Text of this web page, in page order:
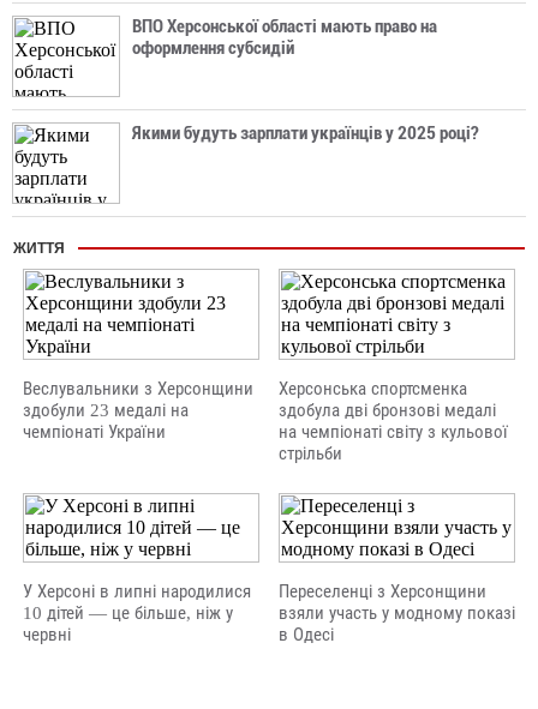
ВПО Херсонської області мають право на
оформлення субсидій
Якими будуть зарплати українців у 2025 році?
ЖИТТЯ
Веслувальники з Херсонщини
здобули 23 медалі на
чемпіонаті України
Херсонська спортсменка
здобула дві бронзові медалі
на чемпіонаті світу з кульової
стрільби
У Херсоні в липні народилися
10 дітей — це більше, ніж у
червні
Переселенці з Херсонщини
взяли участь у модному показі
в Одесі